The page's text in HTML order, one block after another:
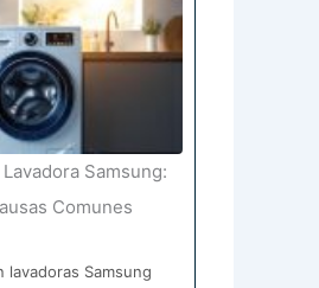
Samsung:
Comunes
lavadoras Samsung